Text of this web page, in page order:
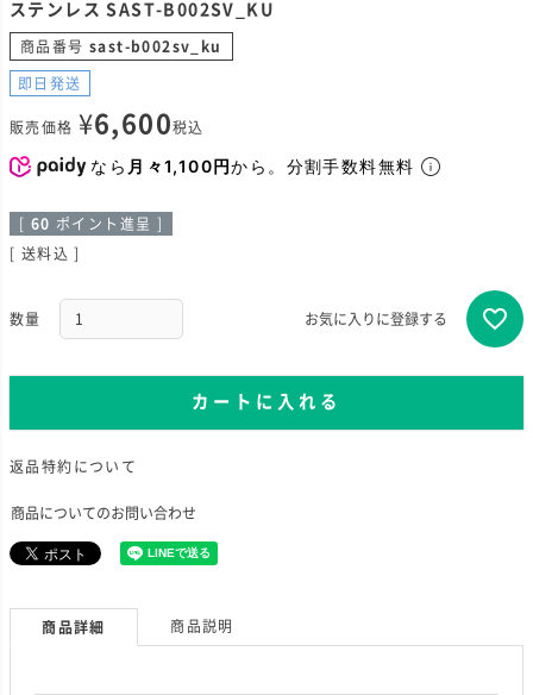
ステンレス SAST-B002SV_KU
商品番号 sast-b002sv_ku
即日発送
販売価格 ¥6,600税込
なら 月々1,100円から。分割手数料無料
[ 60 ポイント進呈 ]
送料込
お気に入りに登録する
カートに入れる
返品特約について
商品についてのお問い合わせ
商品詳細 商品説明